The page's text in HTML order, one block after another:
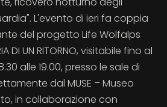
L'evento di ieri fa coppia
del progetto Life Wolfalps
DI UN RITORNO, visitabile fino al
alle 19.00, presso le sale di
dal MUSE – Museo
in collaborazione con